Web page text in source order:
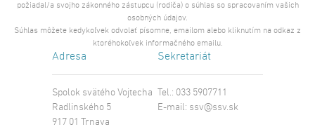
požiadal/a svojho zákonného zástupcu (rodiča) o súhlas so spracovaním vašich
osobných údajov.
Súhlas môžete kedykoľvek odvolať písomne, emailom alebo kliknutím na odkaz z
ktoréhokoľvek informačného emailu.
Adresa
Spolok svätého Vojtecha
Radlinského 5
917 01 Trnava
Sekretariát
Tel.: 033 5907711
E-mail: ssv@ssv.sk